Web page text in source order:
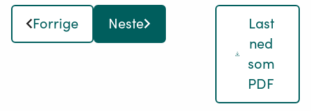
Forrige Neste
Last
ned
som
PDF